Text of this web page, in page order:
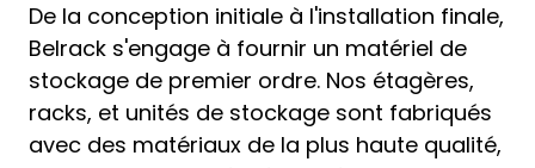
De la conception initiale à l'installation finale,
Belrack s'engage à fournir un matériel de
stockage de premier ordre. Nos étagères,
racks, et unités de stockage sont fabriqués
avec des matériaux de la plus haute qualité,